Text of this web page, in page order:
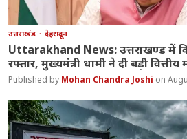
उत्तराखंड देहरादून
Uttarakhand News: उत्तराखण्ड में
रफ्तार, मुख्यमंत्री धामी ने दी बड़ी वित्तीय
Mohan Chandra Joshi